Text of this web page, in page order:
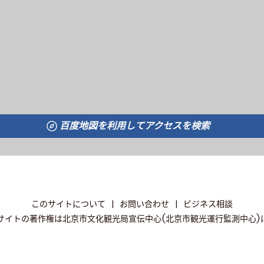
百度地図を利用してアクセスを検索
このサイトについて | お問い合わせ |
ビジネス相談
イトの著作権は北京市文化観光局宣伝中心(北京市観光運行監測中心)